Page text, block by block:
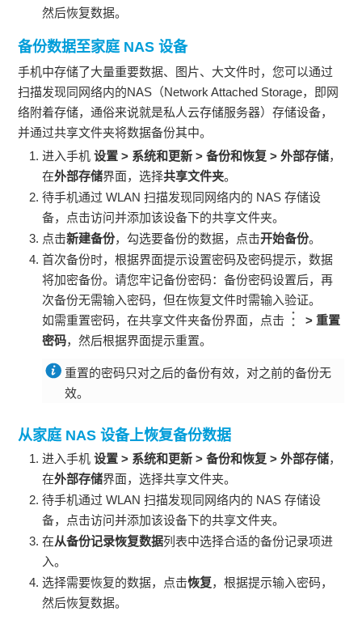
然后恢复数据。
备份数据至家庭 NAS 设备
手机中存储了大量重要数据、图片、大文件时，您可以通过
扫描发现同网络内的NAS（Network Attached Storage，即网
络附着存储，通俗来说就是私人云存储服务器）存储设备，
并通过共享文件夹将数据备份其中。
进入手机 设置 > 系统和更新 >备份和恢复 >外部存储，
在外部存储界面，选择共享文件夹。
待手机通过WLAN 扫描发现同网络内的 NAS 存储设
备，点击访问并添加该设备下的共享文件夹。
点击新建备份，勾选要备份的数据，点击开始备份。
首次备份时，根据界面提示设置密码及密码提示，数据
将加密备份。请您牢记备份密码：备份密码设置后，再
次备份无需输入密码，但在恢复文件时需输入验证。
如需重置密码，在共享文件夹备份界面，点击 >重置
密码，然后根据界面提示重置。
重置的密码只对之后的备份有效，对之前的备份无
效。
从家庭 NAS 设备上恢复备份数据
进入手机 设置 > 系统和更新 >备份和恢复 >外部存储，
在外部存储界面，选择共享文件夹。
待手机通过WLAN 扫描发现同网络内的 NAS 存储设
备，点击访问并添加该设备下的共享文件夹。
在从备份记录恢复数据列表中选择合适的备份记录项进
入。
选择需要恢复的数据，点击恢复，根据提示输入密码，
然后恢复数据。